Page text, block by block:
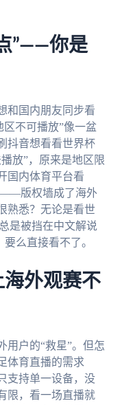
”——你是
和国内朋友同步看
不可播放”像一盆
抖音想看看世界杯
放”，原来是地区限
国内体育平台看
——版权墙成了海外
熟悉？无论是看世
是被挡在中文解说
么直接看不了。
外观赛不
用户的“救星”。但怎
体育直播的需求
支持单一设备，没
限，看一场直播就